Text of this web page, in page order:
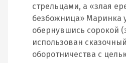
стрельцами, а «злая
безбожница» Маринка
обернувшись сорокой
использован
оборотничества с